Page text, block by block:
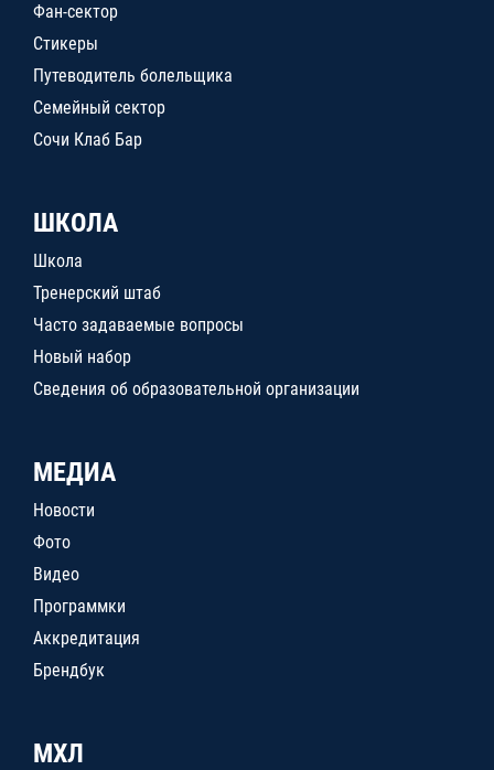
Фан-сектор
Стикеры
Путеводитель болельщика
Семейный сектор
Сочи Клаб Бар
ШКОЛА
Школа
Тренерский штаб
Часто задаваемые вопросы
Новый набор
Сведения об образовательной организации
МЕДИА
Новости
Фото
Видео
Программки
Аккредитация
Брендбук
МХЛ